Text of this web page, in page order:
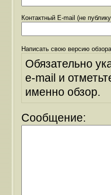
Контактный E-mail (не
Написать свою версию
Обязательно
e-mail и
именно обзор.
Сообщение: